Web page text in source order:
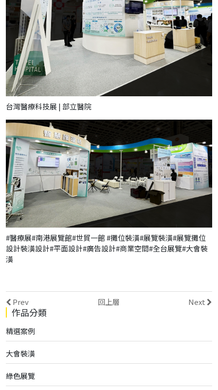
台灣醫療科技展 | 部立醫院
#醫療展#南港展覽館#世貿一館 #攤位裝潢#展覽裝潢#展覽攤位
設計裝潢設計#平面設計#廣告設計#商業空間#全台展覽#大會裝
潢
Prev 回上層 Next
作品分類
精選案例
大會裝潢
綠色展覽